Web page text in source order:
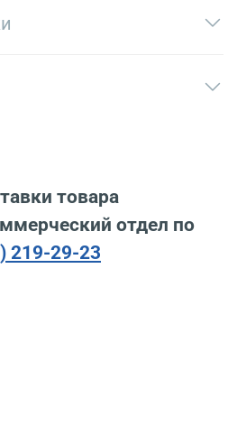
товара
отдел по
219-29-23